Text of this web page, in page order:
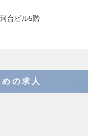
台ビル5階
の求人